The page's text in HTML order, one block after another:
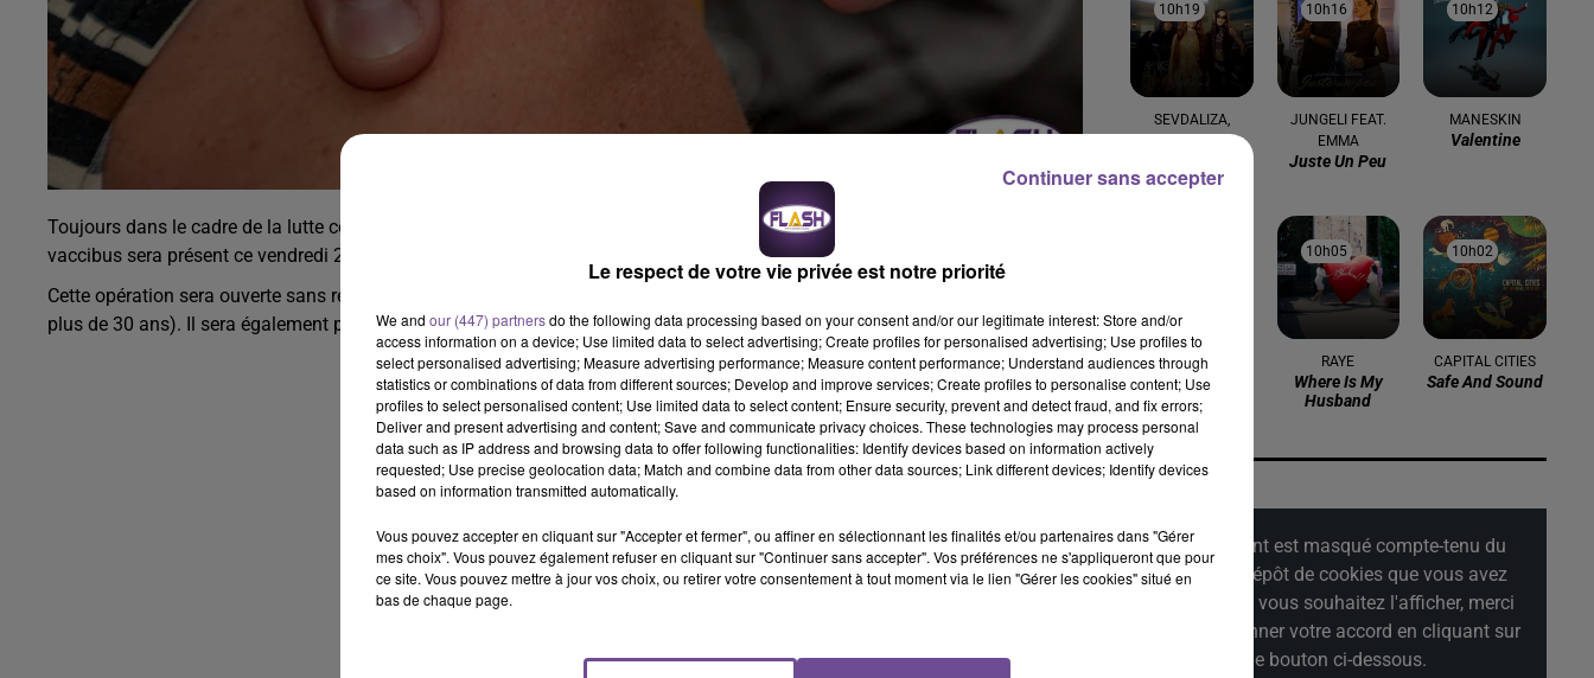
Toujours dans le cadre de la lutte contre le COVID-19, la Préfecture de la Creuse a annoncé, dans un communiqué, que le
vaccibus sera présent ce vendredi 28 janvier 2022 sur le parking de l’Intermarché de Sainte-Feyre entre 13h et 17h.
Cette opération sera ouverte sans rendez-vous. 2 vaccins seront proposés : le Pfizer, et le Moderna (pour les personnes de
plus de 30 ans). Il sera également possible de se faire tester sur place.
10h19
10h19
SEVDALIZA,
PABLLO VITTAR,
Alibi
10h16
10h16
JUNGELI FEAT.
EMMA
Juste Un Peu
10h12
10h12
MANESKIN
Valentine
TAME IMPALA
Dracula
10h05
10h05
RAYE
Where Is My
Husband
10h02
10h02
CAPITAL CITIES
Safe And Sound
Cet élément est masqué compte-tenu du
refus du dépôt de cookies que vous avez
exprimé. Si vous souhaitez l'afficher, merci
de nous donner votre accord en cliquant sur
le bouton ci-dessous.
Le respect de votre vie privée est notre priorité
We and our (447) partnersdo the following data processing based on your consent and/or our legitimate interest: Store and/or
access information on a device; Use limited data to select advertising; Create profiles for personalised advertising; Use profiles to
select personalised advertising; Measure advertising performance; Measure content performance; Understand audiences through
statistics or combinations of data from different sources; Develop and improve services; Create profiles to personalise content; Use
profiles to select personalised content; Use limited data to select content; Ensure security, prevent and detect fraud, and fix errors;
Deliver and present advertising and content; Save and communicate privacy choices. These technologies may process personal
data such as IP address and browsing data to offer following functionalities: Identify devices based on information actively
requested; Use precise geolocation data; Match and combine data from other data sources; Link different devices; Identify devices
based on information transmitted automatically.
Vous pouvez accepter en cliquant sur "Accepter et fermer", ou affiner en sélectionnant les finalités et/ou partenaires dans "Gérer
mes choix". Vous pouvez également refuser en cliquant sur "Continuer sans accepter". Vos préférences ne s'appliqueront que pour
ce site. Vous pouvez mettre à jour vos choix, ou retirer votre consentement à tout moment via le lien "Gérer les cookies" situé en
bas de chaque page.
Continuer sans accepter